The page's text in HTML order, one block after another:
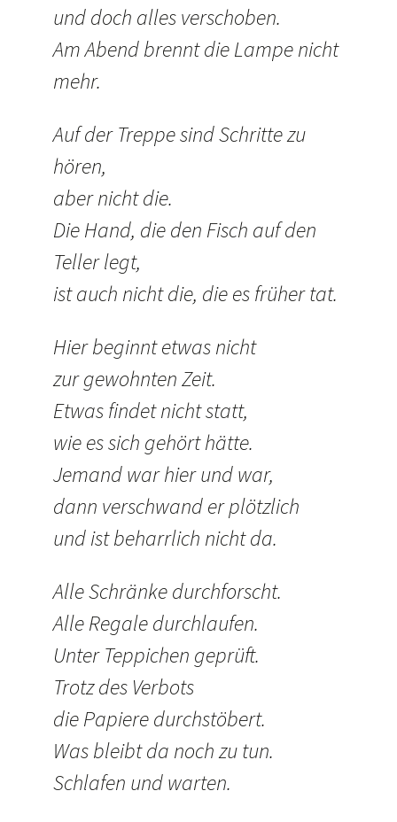
und doch alles verschoben.
Am Abend brennt die Lampe nicht
mehr.
Auf der Treppe sind Schritte zu
hören,
aber nicht die.
Die Hand, die den Fisch auf den
Teller legt,
ist auch nicht die, die es früher tat.
Hier beginnt etwas nicht
zur gewohnten Zeit.
Etwas findet nicht statt,
wie es sich gehört hätte.
Jemand war hier und war,
dann verschwand er plötzlich
und ist beharrlich nicht da.
Alle Schränke durchforscht.
Alle Regale durchlaufen.
Unter Teppichen geprüft.
Trotz des Verbots
die Papiere durchstöbert.
Was bleibt da noch zu tun.
Schlafen und warten.